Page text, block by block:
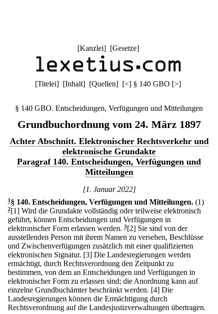
[Kanzlei] [Gesetze]
[Titelei] [Inhalt] [Quellen] [<] § 140 GBO [>]
§ 140 GBO. Entscheidungen, Verfügungen und Mitteilungen
Grundbuchordnung vom 24. März 1897
Achter Abschnitt. Elektronischer Rechtsverkehr und
elektronische Grundakte
Paragraf 140. Entscheidungen, Verfügungen und
Mitteilungen
[1. Januar 2022]
1 § 140. Entscheidungen, Verfügungen und Mitteilungen. (1)
2[1] Wird die Grundakte vollständig oder teilweise elektronisch
geführt, können Entscheidungen und Verfügungen in
elektronischer Form erlassen werden. 3[2] Sie sind von der
ausstellenden Person mit ihrem Namen zu versehen, Beschlüsse
und Zwischenverfügungen zusätzlich mit einer qualifizierten
elektronischen Signatur. [3] Die Landesregierungen werden
ermächtigt, durch Rechtsverordnung den Zeitpunkt zu
bestimmen, von dem an Entscheidungen und Verfügungen in
elektronischer Form zu erlassen sind; die Anordnung kann auf
einzelne Grundbuchämter beschränkt werden. [4] Die
Landesregierungen können die Ermächtigung durch
Rechtsverordnung auf die Landesjustizverwaltungen übertragen.